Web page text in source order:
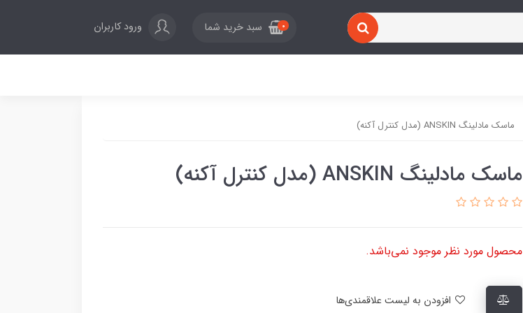
0 سبد خرید شما ورود کاربران
ماسک مادلینگ ANSKIN (مدل کنترل آکنه)
ماسک مادلینگ ANSKIN (مدل کنترل آکنه)
محصول مورد نظر موجود نمی‌باشد.